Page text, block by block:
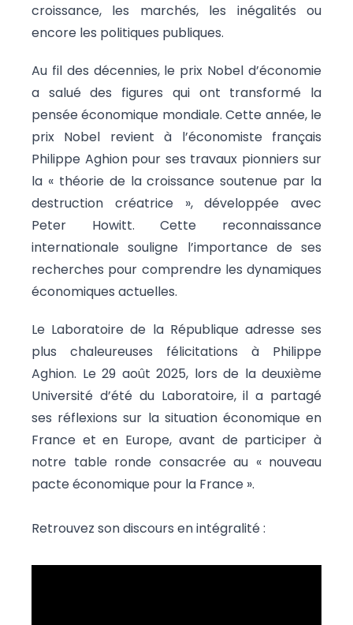
croissance, les marchés, les inégalités ou
encore les politiques publiques.
Au fil des décennies, le prix Nobel d’économie
a salué des figures qui ont transformé la
pensée économique mondiale. Cette année, le
prix Nobel revient à l’économiste français
Philippe Aghion pour ses travaux pionniers sur
la « théorie de la croissance soutenue par la
destruction créatrice », développée avec
Peter Howitt. Cette reconnaissance
internationale souligne l’importance de ses
recherches pour comprendre les dynamiques
économiques actuelles.
Le Laboratoire de la République adresse ses
plus chaleureuses félicitations à Philippe
Aghion. Le 29 août 2025, lors de la deuxième
Université d’été du Laboratoire, il a partagé
ses réflexions sur la situation économique en
France et en Europe, avant de participer à
notre table ronde consacrée au « nouveau
pacte économique pour la France ».
Retrouvez son discours en intégralité :